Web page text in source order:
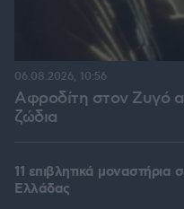
Αφροδίτη στον Ζυγό
ζώδια
06.08.2026, 10:56
11 επιβλητικά μοναστήρια
Ελλάδας